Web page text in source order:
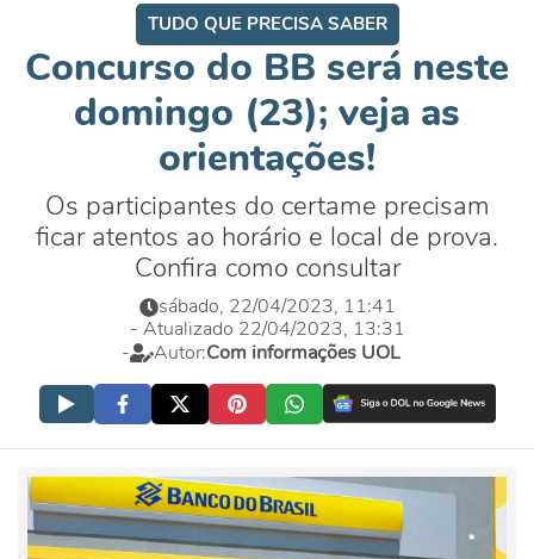
TUDO QUE PRECISA SABER
Concurso do BB será neste
domingo (23); veja as
orientações!
Os participantes do certame precisam
ficar atentos ao horário e local de prova.
Confira como consultar
sábado, 22/04/2023, 11:41
- Atualizado 22/04/2023, 13:31
-
Autor:Com informações UOL